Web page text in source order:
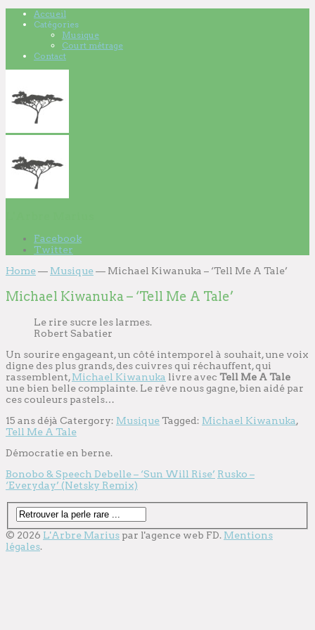
Accueil
Catégories
Musique
Court métrage
Contact
Facebook
Twitter
Home— Musique— Michael Kiwanuka – ‘Tell Me A Tale’
Michael Kiwanuka – ‘Tell Me A Tale’
Le rire sucre les larmes.
Robert Sabatier
Un sourire engageant, un côté intemporel à souhait, une voix
digne des plus grands, des cuivres qui réchauffent, qui
rassemblent,Michael Kiwanuka livre avecTell Me A Tale
une bien belle complainte. Le rêve nous gagne, bien aidé par
ces couleurs pastels…
15 ans déjà Catergory: MusiqueTagged: Michael Kiwanuka,
Tell Me A Tale
Démocratie en berne.
Bonobo & Speech Debelle – ‘Sun Will Rise’ Rusko –
‘Everyday’ (Netsky Remix)
© 2026 L'Arbre Marius par l'agence web FD. Mentions
légales.